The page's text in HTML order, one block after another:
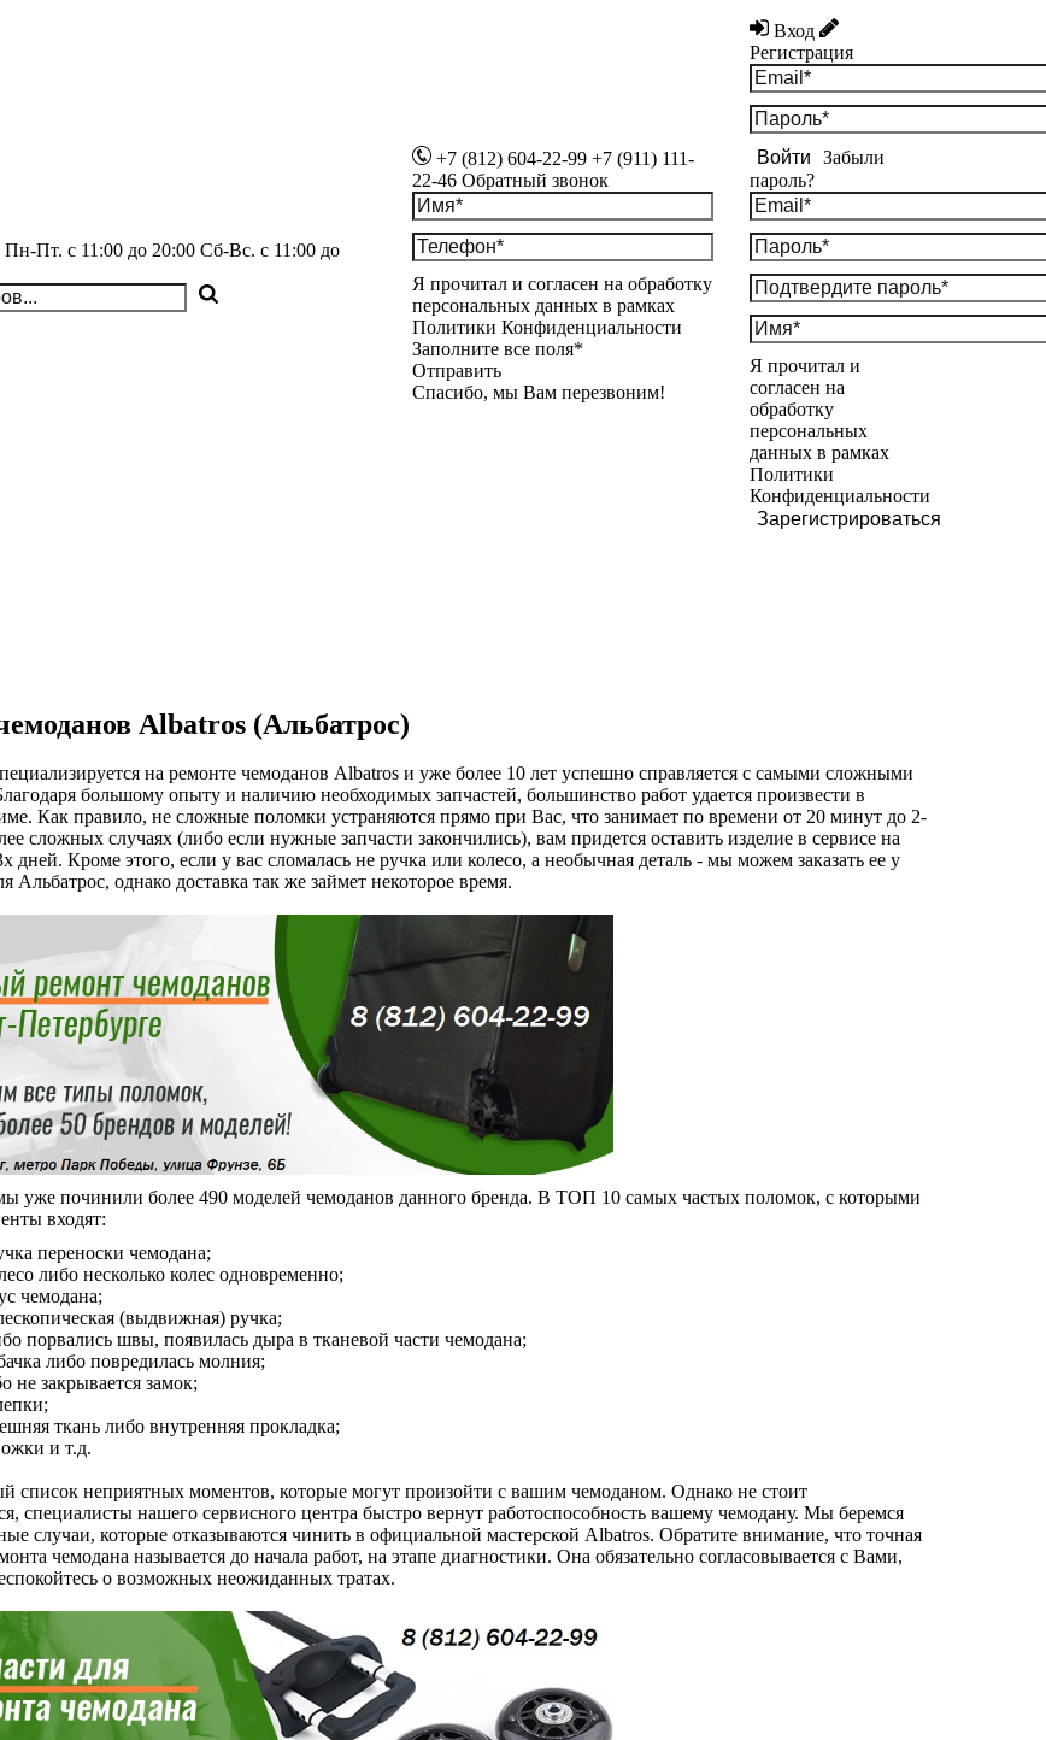
Пн-Пт.с 11:00 до 20:00 Сб-Вс.с 11:00 до
+7 (812) 604-22-99 +7 (911) 111-
22-46 Обратный звонок
Я прочитал и согласен на обработку
персональных данных в рамках
Политики Конфиденциальности
Заполните все поля*
Отправить
Спасибо, мы Вам перезвоним!
Вход
Регистрация
Войти
Забыли
пароль?
Я прочитал и
согласен на
обработку
персональных
данных в рамках
Политики
Конфиденциальности
Зарегистрироваться
Albatros (Альбатрос)
на ремонте чемоданов Albatros и уже более 10 лет успешно справляется с самыми сложными
большому опыту и наличию необходимых запчастей, большинство работ удается произвести в
Как правило, не сложные поломки устраняются прямо при Вас, что занимает по времени от 20 минут до 2-
сложных случаях (либо если нужные запчасти закончились), вам придется оставить изделие в сервисе на
дней. Кроме этого, если у вас сломалась не ручка или колесо, а необычная деталь - мы можем заказать ее у
Альбатрос, однако доставка так же займет некоторое время.
уже починили более 490 моделей чемоданов данного бренда. В ТОП 10 самых частых поломок, с которыми
входят:
переноски чемодана;
либо несколько колес одновременно;
чемодана;
(выдвижная) ручка;
порвались швы, появилась дыра в тканевой части чемодана;
либо повредилась молния;
не закрывается замок;
ткань либо внутренняя прокладка;
и т.д.
список неприятных моментов, которые могут произойти с вашим чемоданом. Однако не стоит
специалисты нашего сервисного центра быстро вернут работоспособность вашему чемодану. Мы беремся
случаи, которые отказываются чинить в официальной мастерской Albatros. Обратите внимание, что точная
чемодана называется до начала работ, на этапе диагностики. Она обязательно согласовывается с Вами,
о возможных неожиданных тратах.